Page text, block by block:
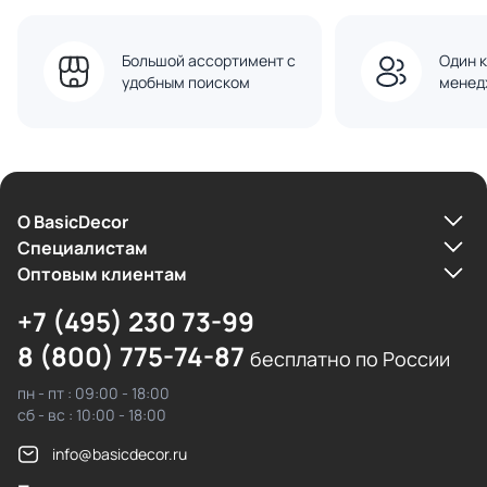
Большой ассортимент с
удобным поиском
Один
О BasicDecor
Cпециалистам
Оптовым клиентам
+7 (495) 230 73-99
8 (800) 775-74-87 бесплатно по России
пн - пт : 09:00 - 18:00
сб - вс : 10:00 - 18:00
info@basicdecor.ru